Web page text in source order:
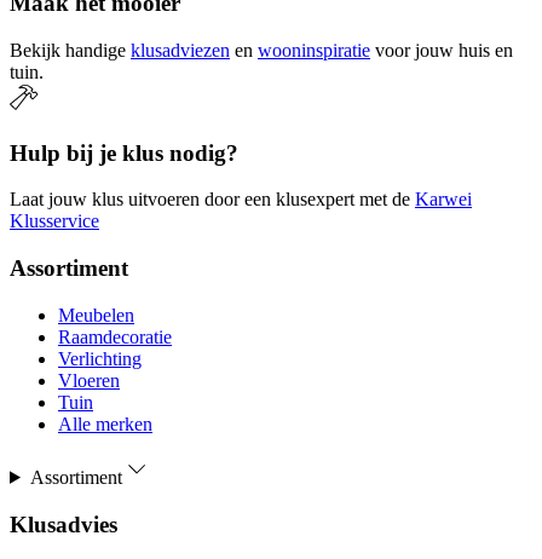
Bekijk handige klusadviezen en wooninspiratie voor jouw huis en
tuin.
Hulp bij je klus nodig?
Laat jouw klus uitvoeren door een klusexpert met de Karwei
Klusservice
Assortiment
Meubelen
Raamdecoratie
Verlichting
Vloeren
Tuin
Alle merken
Assortiment
Klusadvies